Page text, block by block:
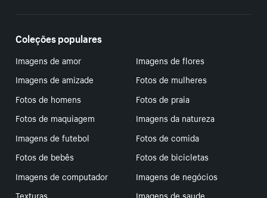
Coleções populares
Imagens de amor
Imagens de flores
Imagens de amizade
Fotos de mulheres
Fotos de homens
Fotos de praia
Fotos de maquiagem
Imagens da natureza
Imagens de futebol
Fotos de comida
Fotos de bebês
Fotos de bicicletas
Imagens de computador
Imagens de negócios
Texturas
Imagens de saude